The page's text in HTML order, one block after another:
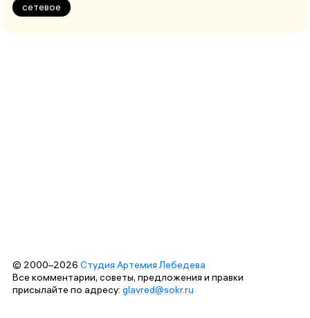
сетевое
© 2000–2026 Студия Артемия Лебедева
Все комментарии, советы, предложения и правки
присылайте по адресу: glavred@sokr.ru